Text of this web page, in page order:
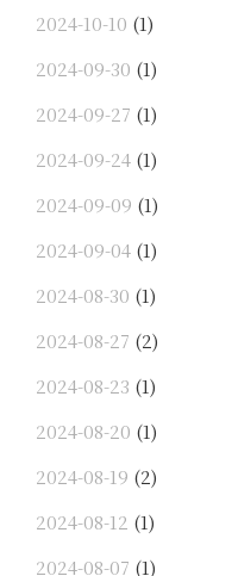
2024-10-10 (1)
2024-09-30 (1)
2024-09-27 (1)
2024-09-24 (1)
2024-09-09 (1)
2024-09-04 (1)
2024-08-30 (1)
2024-08-27 (2)
2024-08-23 (1)
2024-08-20 (1)
2024-08-19 (2)
2024-08-12 (1)
2024-08-07 (1)